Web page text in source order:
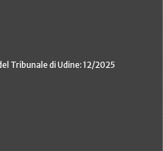
Tribunale di Udine: 12/2025